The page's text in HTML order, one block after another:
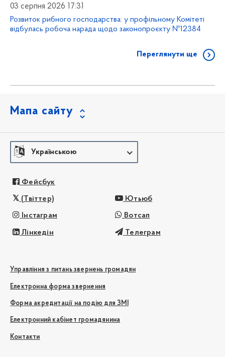
03 серпня 2026 17:31
Розвиток рибного господарства: у профільному Комітеті
відбулась робоча нарада щодо законопроєкту №12384
Переглянути ще
Мапа сайту
Українською
Фейсбук
(Твіттер) Ютьюб
Інстаграм Вотсап
Лінкедін Телеграм
Управління з питань звернень громадян
Електронна форма звернення
Форма акредитації на подію для ЗМІ
Електронний кабінет громадянина
Контакти